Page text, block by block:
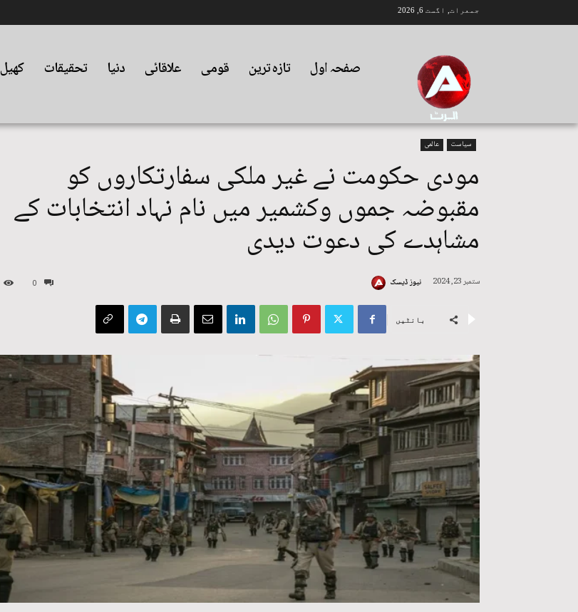
جمعرات, اگست 6, 2026
صفحہ اول تازہ ترین قومی علاقائی دنیا تحقیقات کھیل
سیاست عالمی
مودی حکومت نے غیر ملکی سفارتکاروں کو
مقبوضہ جموں وکشمیر میں نام نہاد انتخابات کے
مشاہدے کی دعوت دیدی
0 ستمبر 23, 2024 نیوز ڈیسک
بانٹیں